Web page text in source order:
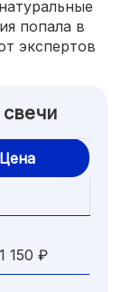
попала в
экспертов
Цена
1 150 ₽